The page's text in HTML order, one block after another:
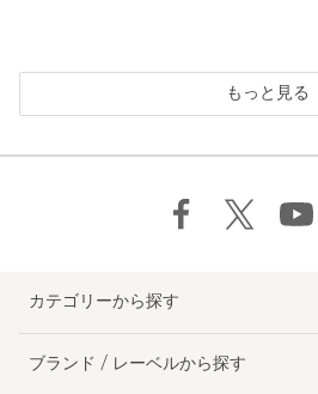
もっと見る
カテゴリーから探す
ブランド / レーベルから探す